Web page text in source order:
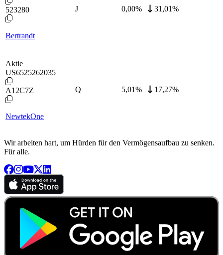
523280
Bertrandt
J 0,00% 31,01%
Aktie
US6525262035
A12C7Z
NewtekOne
Q 5,01% 17,27%
Wir arbeiten hart, um Hürden für den Vermögensaufbau zu senken.
Für alle.